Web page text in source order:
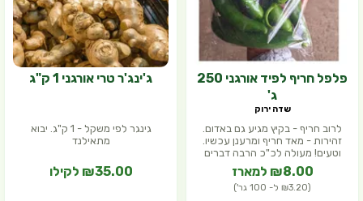
פלפל חריף לפיד אורגני 250
ג'
שדה ירוק
לרוב חריף - בקיץ מגיע גם באדום.
זהירות - מאד חריף ומרענן עכשיו.
וטעים! מעולה לכ"כ הרבה דברים
₪8.00 למארז
(₪3.20 ל- 100 גר')
ג'ינג'ר טרי אורגני 1 ק"ג
גינגר לפי משקל - 1 ק"ג. יבוא
מתאילנד
₪35.00 לקילו